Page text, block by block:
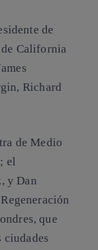
de
California
Richard
de Medio
el
y Dan
que
ciudades